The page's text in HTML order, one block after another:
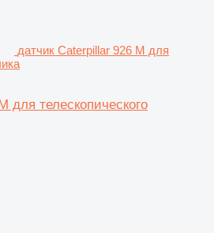
датчик Caterpillar 926 M для
для телескопического